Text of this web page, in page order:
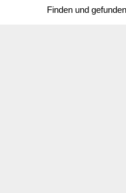
Finden und